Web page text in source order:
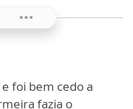
foi bem cedo a
fazia o